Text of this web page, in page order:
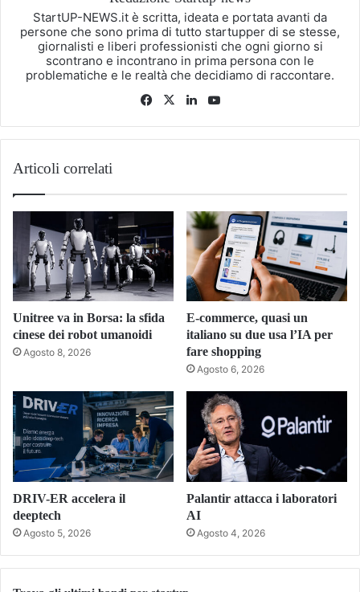
StartUP-NEWS.it è scritta, ideata e portata avanti da
persone che sono prima di tutto startupper di se stesse,
giornalisti e liberi professionisti che ogni giorno si
scontrano e incontrano in prima persona con le
problematiche e le realtà che decidiamo di raccontare.
Facebook
X LinkedIn
Articoli correlati
Unitree va in Borsa: la sfida
cinese dei robot umanoidi
Agosto 8, 2026
E-commerce, quasi un
italiano su due usa l’IA per
fare shopping
Agosto 6, 2026
DRIV-ER accelera il
deeptech
Agosto 5, 2026
Palantir attacca i laboratori
AI
Agosto 4, 2026